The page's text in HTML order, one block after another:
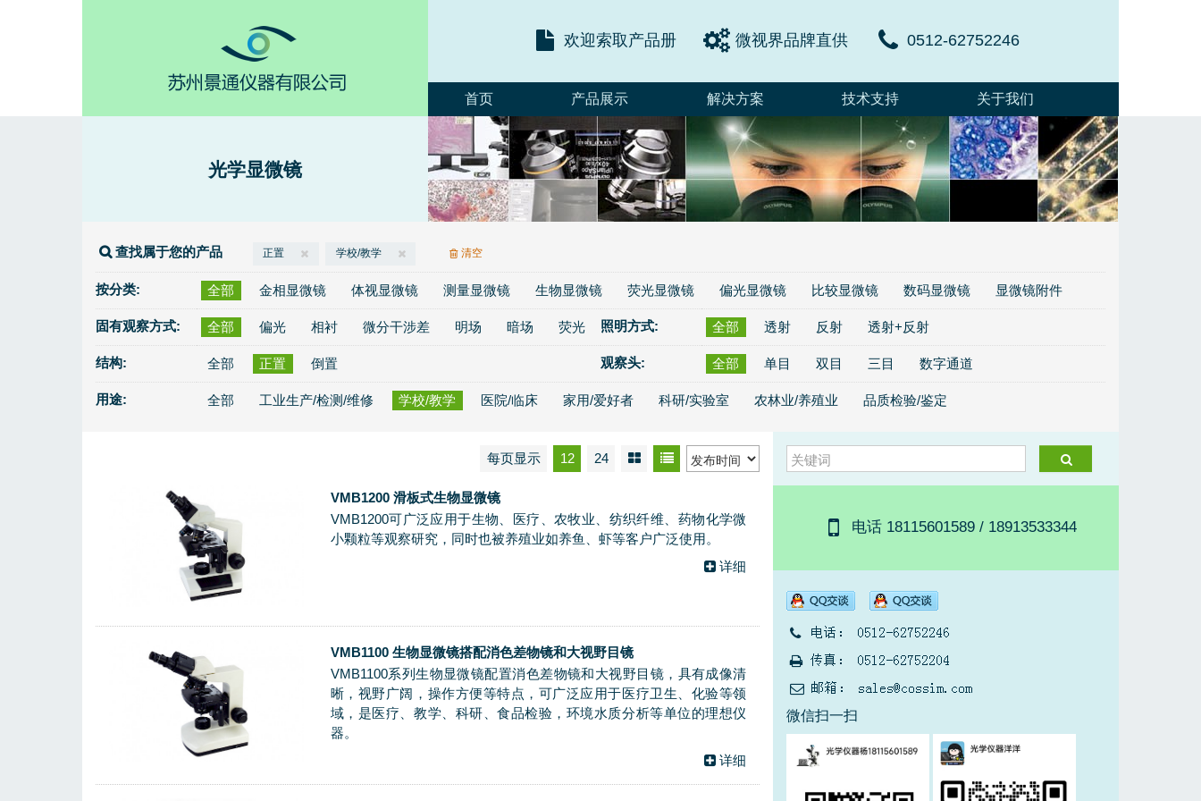
欢迎索取产品册 微视界品牌直供 0512-62752246
首页 产品展示 解决方案 技术支持 关于我们
光学显微镜
查找属于您的产品 正置 学校/教学 清空
按分类: 全部 金相显微镜 体视显微镜 测量显微镜 生物显微镜 荧光显微镜 偏光显微镜 比较显微镜 数码显微镜 显微镜附件
固有观察方式: 全部 偏光 相衬 微分干涉差 明场 暗场 荧光 照明方式: 全部 透射 反射 透射+反射
结构: 全部 正置 倒置 观察头: 全部 单目 双目 三目 数字通道
用途: 全部 工业生产/检测/维修 学校/教学 医院/临床 家用/爱好者 科研/实验室 农林业/养殖业 品质检验/鉴定
每页显示 12 24
VMB1200 滑板式生物显微镜
VMB1200可广泛应用于生物、医疗、农牧业、纺织纤维、药物化学微
小颗粒等观察研究，同时也被养殖业如养鱼、虾等客户广泛使用。
详细
VMB1100 生物显微镜搭配消色差物镜和大视野目镜
VMB1100系列生物显微镜配置消色差物镜和大视野目镜，具有成像清
晰，视野广阔，操作方便等特点，可广泛应用于医疗卫生、化验等领
域，是医疗、教学、科研、食品检验，环境水质分析等单位的理想仪
器。
详细
电话 18115601589 / 18913533344
微信扫一扫